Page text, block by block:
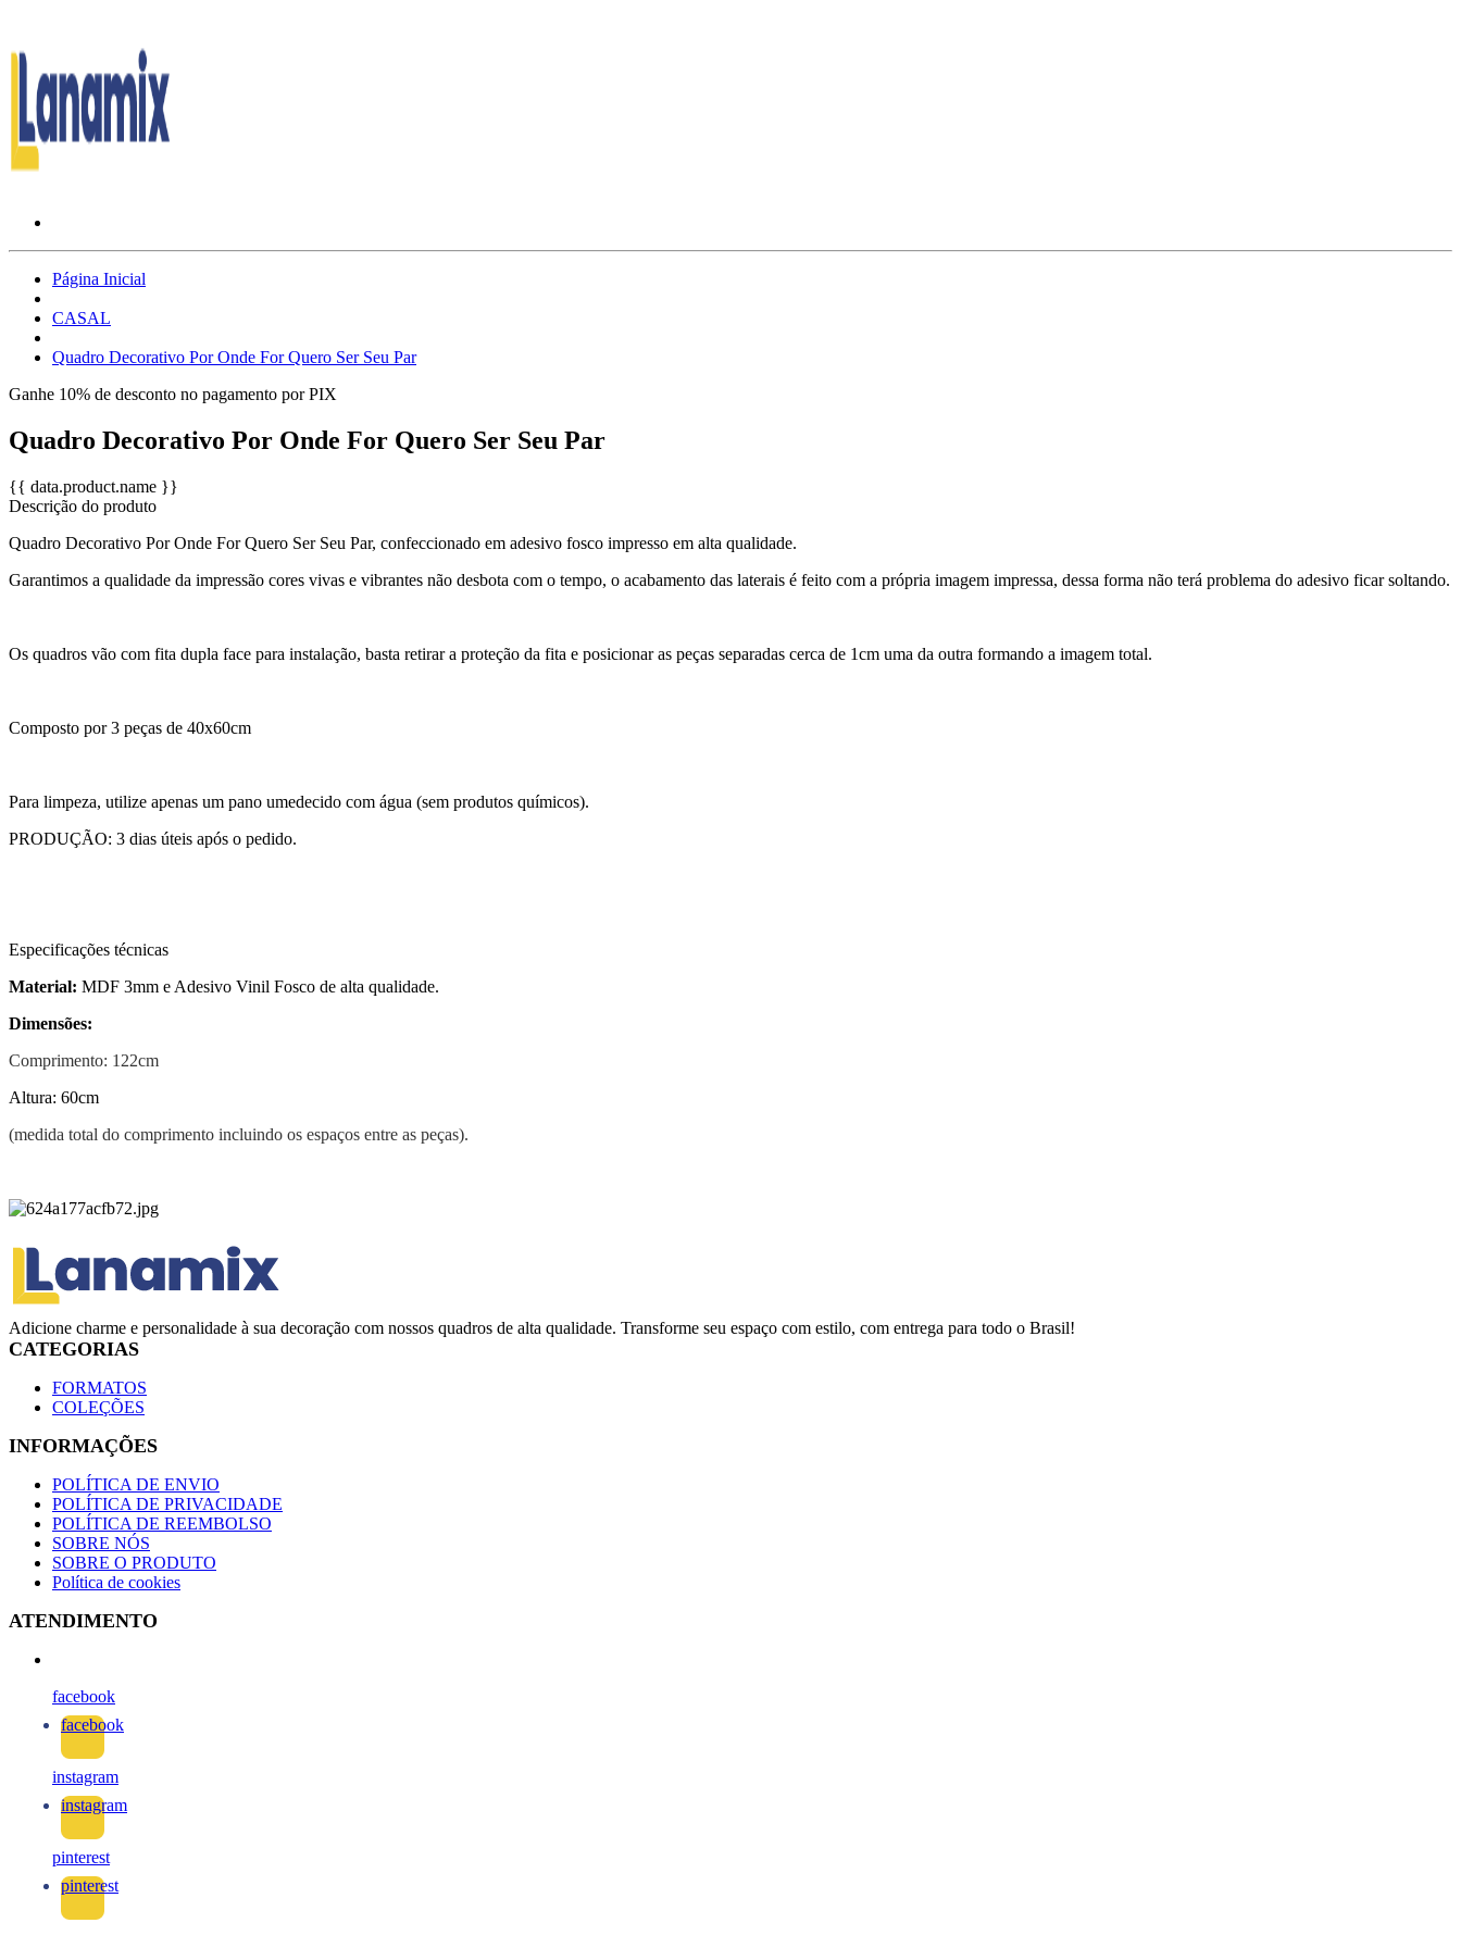
Página Inicial
CASAL
Quadro Decorativo Por Onde For Quero Ser Seu Par
Ganhe 10% de desconto no pagamento por PIX
Quadro Decorativo Por Onde For Quero Ser Seu Par
{{ data.product.name }}
Descrição do produto
Quadro Decorativo Por Onde For Quero Ser Seu Par, confeccionado em adesivo fosco impresso em alta qualidade.
Garantimos a qualidade da impressão cores vivas e vibrantes não desbota com o tempo, o acabamento das laterais é feito com a própria imagem impressa, dessa forma não terá problema do adesivo ficar soltando.
Os quadros vão com fita dupla face para instalação, basta retirar a proteção da fita e posicionar as peças separadas cerca de 1cm uma da outra formando a imagem total.
Composto por 3 peças de 40x60cm
Para limpeza, utilize apenas um pano umedecido com água (sem produtos químicos).
PRODUÇÃO: 3 dias úteis após o pedido.
Especificações técnicas
Material: MDF 3mm e Adesivo Vinil Fosco de alta qualidade.
Dimensões:
Comprimento: 122cm
Altura: 60cm
(medida total do comprimento incluindo os espaços entre as peças).
Adicione charme e personalidade à sua decoração com nossos quadros de alta qualidade. Transforme seu espaço com estilo, com entrega para todo o Brasil!
CATEGORIAS
FORMATOS
COLEÇÕES
INFORMAÇÕES
POLÍTICA DE ENVIO
POLÍTICA DE PRIVACIDADE
POLÍTICA DE REEMBOLSO
SOBRE NÓS
SOBRE O PRODUTO
Política de cookies
ATENDIMENTO
facebook
facebook
instagram
instagram
pinterest
pinterest